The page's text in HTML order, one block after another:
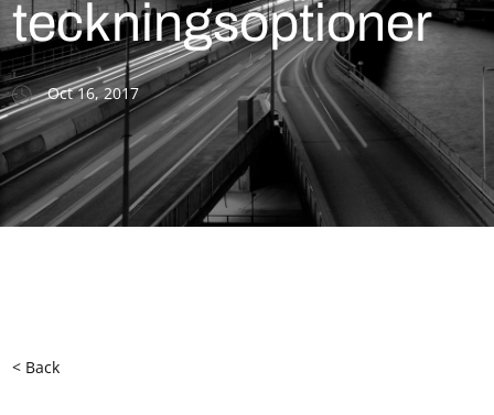
teckningsoptioner
Oct 16, 2017
< Back